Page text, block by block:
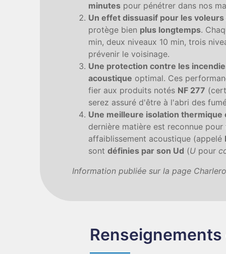
minutes pour pénétrer dans nos
Un effet dissuasif pour les voleurs
protège bien plus longtemps.
min, deux niveaux 10 min, trois
prévenir le voisinage.
Une protection contre les
acoustique optimal. Ces
fier aux produits notés NF 277
serez assuré d'être à l'abri des
Une meilleure isolation thermique
dernière matière est reconnue
affaiblissement acoustique (appelé
sontdéfinies par son Ud (U pour
Information publiée sur la page